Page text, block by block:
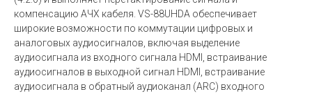
компенсацию АЧХ кабеля. VS-88UHDA обеспечивает
широкие возможности по коммутации цифровых и
аналоговых аудиосигналов, включая выделение
аудиосигнала из входного сигнала HDMI, встраивание
аудиосигналов в выходной сигнал HDMI, встраивание
аудиосигнала в обратный аудиоканал (ARC) входного